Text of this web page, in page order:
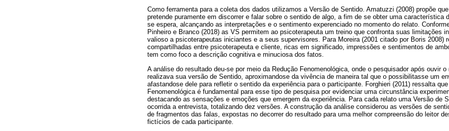
Como ferramenta para a coleta dos dados utilizamos a Versão de Sentido. Amatuzzi (2008) propõe
pretende puramente em discorrer e falar sobre o sentido de algo, a fim de se obter uma característica
se espera, alcançando as interpretações e o sentimento experenciado no momento do relato.
Pinheiro e Branco (2018) as VS permitem ao psicoterapeuta um treino que confronta suas limitações
valioso a psicoterapeutas iniciantes e a seus supervisores. Para Moreira (2001 citado por Boris 2008)
compartilhadas entre psicoterapeuta e cliente, ricas em significado, impressões e sentimentos de
tem como foco a descrição cognitiva e minuciosa dos fatos.
A análise do resultado deu-se por meio da Redução Fenomenológica, onde o pesquisador após ouvir
realizava sua versão de Sentido, aproximandose da vivência de maneira tal que o possibilitasse um
afastandose dele para refletir o sentido da experiência para o participante. Forghieri (2011) ressalta
Fenomenológica é fundamental para esse tipo de pesquisa por evidenciar uma circunstância
destacando as sensações e emoções que emergem da experiência. Para cada relato uma Versão de
ocorrida a entrevista, totalizando dez versões. A construção da análise considerou as versões de
de fragmentos das falas, expostas no decorrer do resultado para uma melhor compreensão do leitor
fictícios de cada participante.